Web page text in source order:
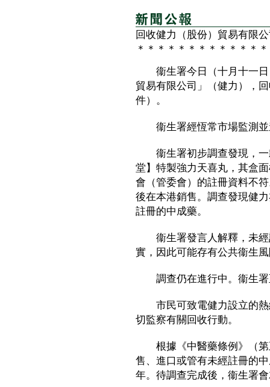
回收健力（股份）貿易有限
＊＊＊＊＊＊＊＊＊＊＊＊
衞生署今日（十月十一日
貿易有限公司」（健力），
件）。
衞生署經恆常市場監測並
衞生署初步調查發現，一
堂】特製強力天喜丸，其盒
會（管委會）的註冊資料不
後在本港銷售。調查發現健
註冊的中成藥。
衞生署發言人解釋，未經
實，因此可能存有公共衞生
調查仍在進行中。衞生署
市民可致電健力設立的熱
切監察有關回收行動。
根據《中醫藥條例》（第
售、進口或管有未經註冊的
年。待調查完成後，衞生署